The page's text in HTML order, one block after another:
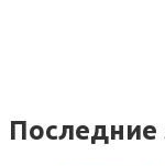
Последние